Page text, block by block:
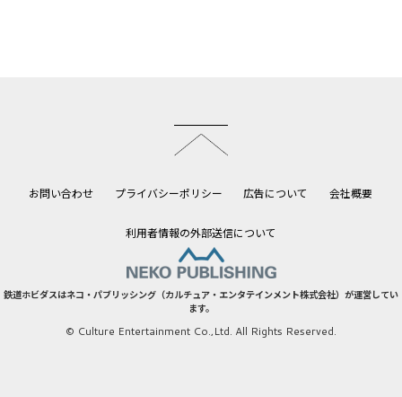
お問い合わせ プライバシーポリシー 広告について 会社概要
利用者情報の外部送信について
鉄道ホビダスはネコ・パブリッシング（カルチュア・エンタテインメント株式会社）が運営してい
ます。
© Culture Entertainment Co.,Ltd. All Rights Reserved.